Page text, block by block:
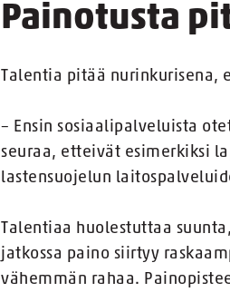
Painotusta
Talentia pitää nurinkurisena,
– Ensin sosiaalipalveluista
seuraa, etteivät esimerkiksi
lastensuojelun
Talentiaa huolestuttaa
jatkossa paino siirtyy
vähemmän rahaa.